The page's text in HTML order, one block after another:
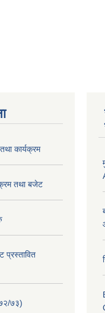
कार्यक्रम
तथा बजेट
प्रस्तावित
७३)